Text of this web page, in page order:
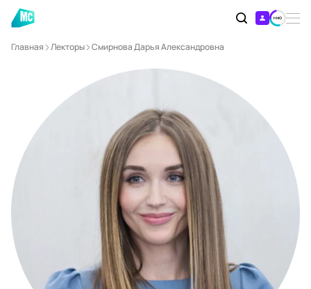
Главная Лекторы Смирнова Дарья Александровна